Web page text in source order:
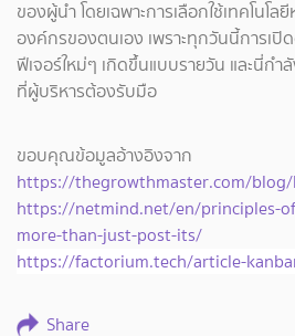
ของผู้นำ โดยเฉพาะการเลือกใช้เทคโนโ
องค์กรของตนเอง เพราะทุกวันนี้การเ
ฟีเจอร์ใหม่ๆ เกิดขึ้นแบบรายวัน และนี่กำ
ที่ผู้บริหารต้องรับมือ
ขอบคุณข้อมูลอ้างอิงจาก
https://thegrowthmaster.com/blog/
https://netmind.net/en/principles-
more-than-just-post-its/
https://factorium.tech/article-
Share